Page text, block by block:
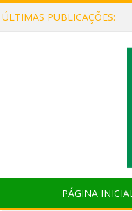
ÚLTIMAS PUBLICAÇÕES:
PÁGINA